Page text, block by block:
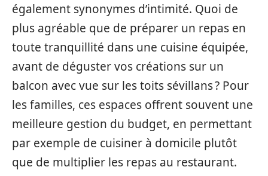
également synonymes d’intimité. Quoi de
plus agréable que de préparer un repas en
toute tranquillité dans une cuisine équipée,
avant de déguster vos créations sur un
balcon avec vue sur les toits sévillans ? Pour
les familles, ces espaces offrent souvent une
meilleure gestion du budget, en permettant
par exemple de cuisiner à domicile plutôt
que de multiplier les repas au restaurant.